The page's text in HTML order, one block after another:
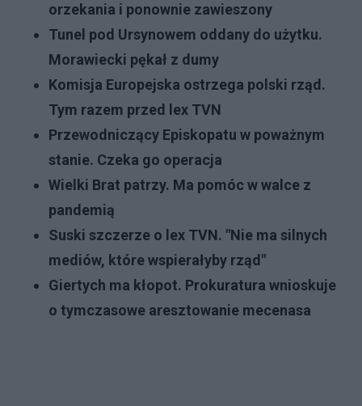
orzekania i ponownie zawieszony
Tunel pod Ursynowem oddany do użytku.
Morawiecki pękał z dumy
Komisja Europejska ostrzega polski rząd.
Tym razem przed lex TVN
Przewodniczący Episkopatu w poważnym
stanie. Czeka go operacja
Wielki Brat patrzy. Ma pomóc w walce z
pandemią
Suski szczerze o lex TVN. "Nie ma silnych
mediów, które wspierałyby rząd"
Giertych ma kłopot. Prokuratura wnioskuje
o tymczasowe aresztowanie mecenasa